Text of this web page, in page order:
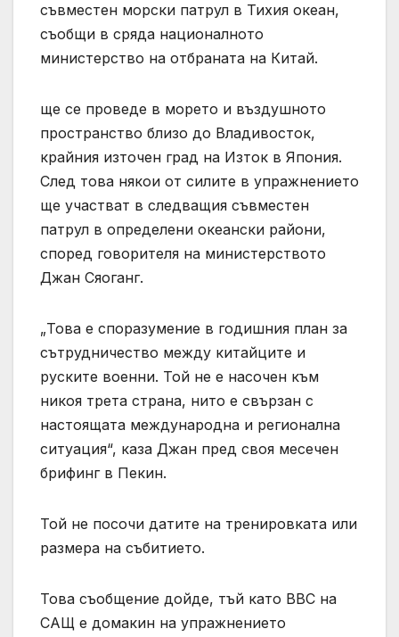
съвместен морски патрул в Тихия океан,
съобщи в сряда националното
министерство на отбраната на Китай.
ще се проведе в морето и въздушното
пространство близо до Владивосток,
крайния източен град на Изток в Япония.
След това някои от силите в упражнението
ще участват в следващия съвместен
патрул в определени океански райони,
според говорителя на министерството
Джан Сяоганг.
„Това е споразумение в годишния план за
сътрудничество между китайците и
руските военни. Той не е насочен към
никоя трета страна, нито е свързан с
настоящата международна и регионална
ситуация“, каза Джан пред своя месечен
брифинг в Пекин.
Той не посочи датите на тренировката или
размера на събитието.
Това съобщение дойде, тъй като ВВС на
САЩ е домакин на упражнението